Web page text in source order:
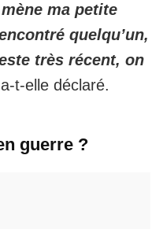
ma petite
quelqu’un,
très récent, on
a-t-elle déclaré.
guerre ?